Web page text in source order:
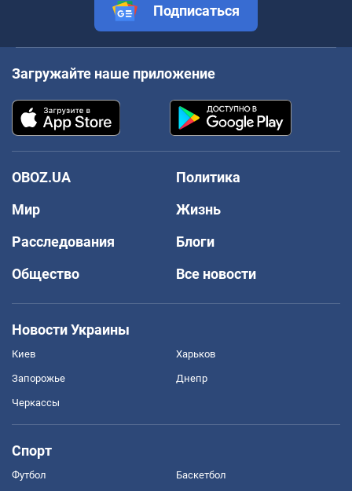
Подписаться
Загружайте наше приложение
OBOZ.UA
Политика
Мир
Жизнь
Расследования
Блоги
Общество
Все новости
Новости Украины
Киев Харьков
Запорожье Днепр
Черкассы
Спорт
Футбол Баскетбол